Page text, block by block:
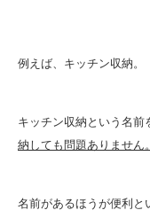
例えば、キッチン収納。
キッチン収納という名前
納しても問題ありません。
名前があるほうが便利と